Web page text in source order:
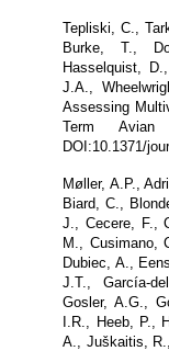
Tepliski, C.,
Burke, T.,
Hasselquist,
J.A.,
Assessing
Term Avian
DOI:10.1371/
Møller, A.P.,
Biard, C.,
J., Cecere, F.,
M., Cusimano,
Dubiec, A.,
J.T., García-
Gosler, A.G.,
I.R., Heeb, P.,
A., Juškaitis,